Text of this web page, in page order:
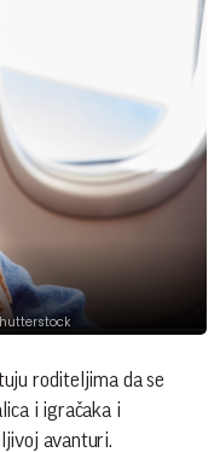
roditeljima da se
i igračaka i
avanturi.